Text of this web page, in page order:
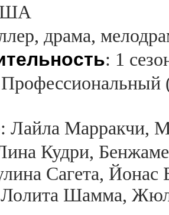
драма,
: 1
Профессиональный
: Лайла Марракчи,
Кудри,
Сагета,
Лолита Шамма,